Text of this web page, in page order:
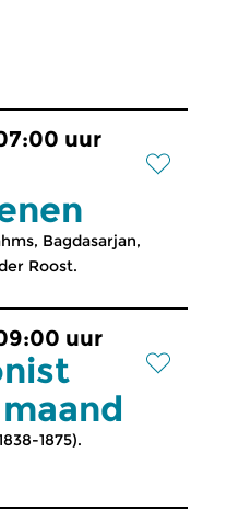
uur
Bagdasarjan,
Roost.
uur
1875).